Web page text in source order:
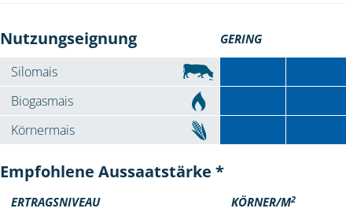
Nutzungseignung GERING
Silomais
Biogasmais
Körnermais
Empfohlene Aussaatstärke *
ERTRAGSNIVEAU KÖRNER/M2